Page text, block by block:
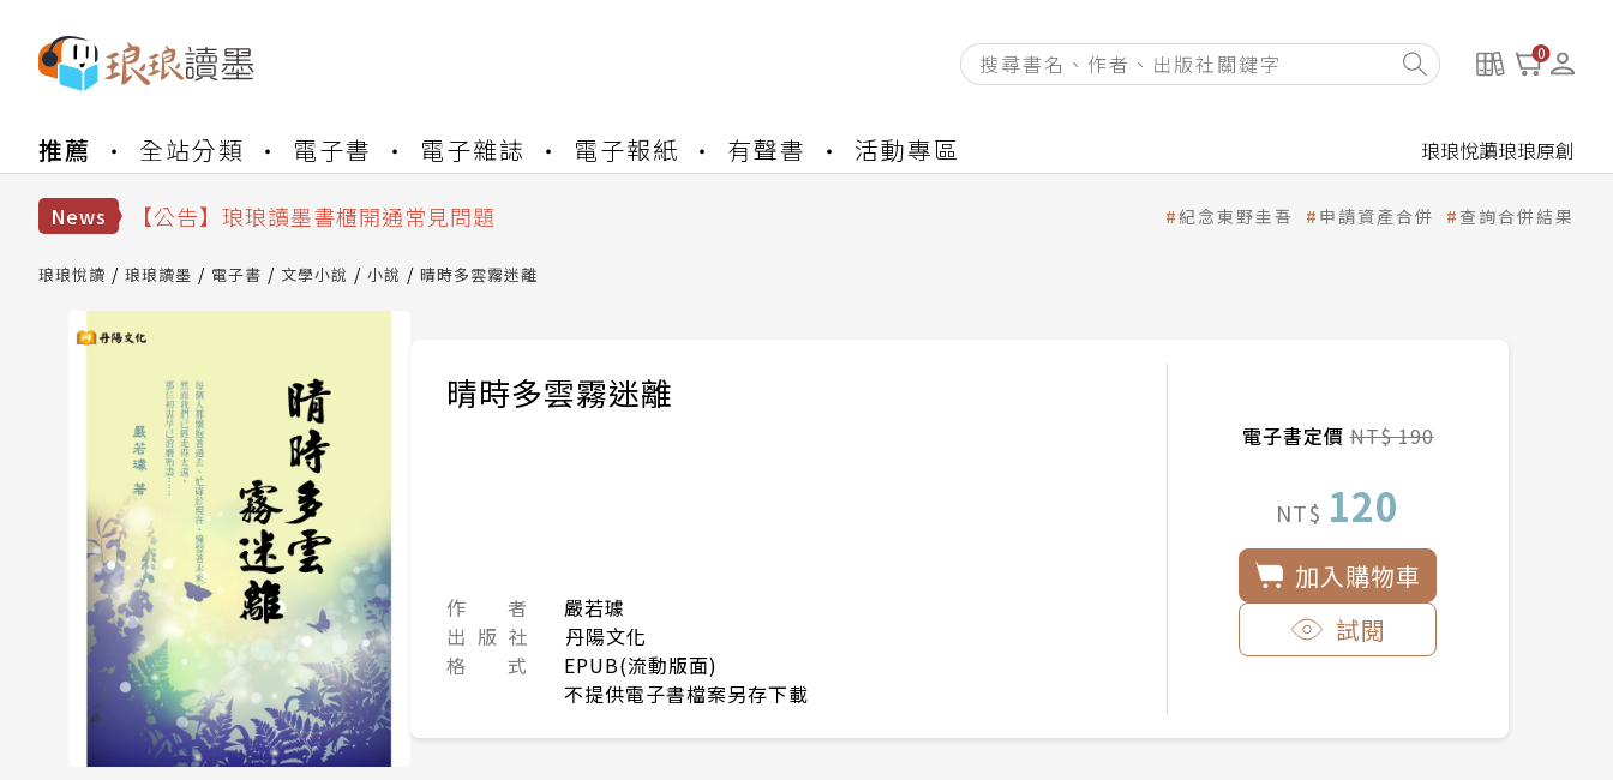
0
推薦 全站分類 電子書 電子雜誌 電子報紙 有聲書 活動專區 琅琅悅讀琅琅原創
News
【公告】琅琅讀墨數位閱讀資產合併與書櫃開通申請
【公告】琅琅讀墨 3 分鐘完成書櫃開通與資產合併申請圖文教學
【公告】琅琅讀墨數位閱讀資產合併與書櫃開通申請
紀念東野圭吾 申請資產合併 查詢合併結果
琅琅悅讀 琅琅讀墨 電子書 文學小說 小說 晴時多雲霧迷離
晴時多雲霧迷離
作 者
嚴若璩
出 版 社
丹陽文化
格 式
EPUB(流動版面)
不提供電子書檔案另存下載
電子書定價NT$ 190
NT$ 120
加入購物車
試閱